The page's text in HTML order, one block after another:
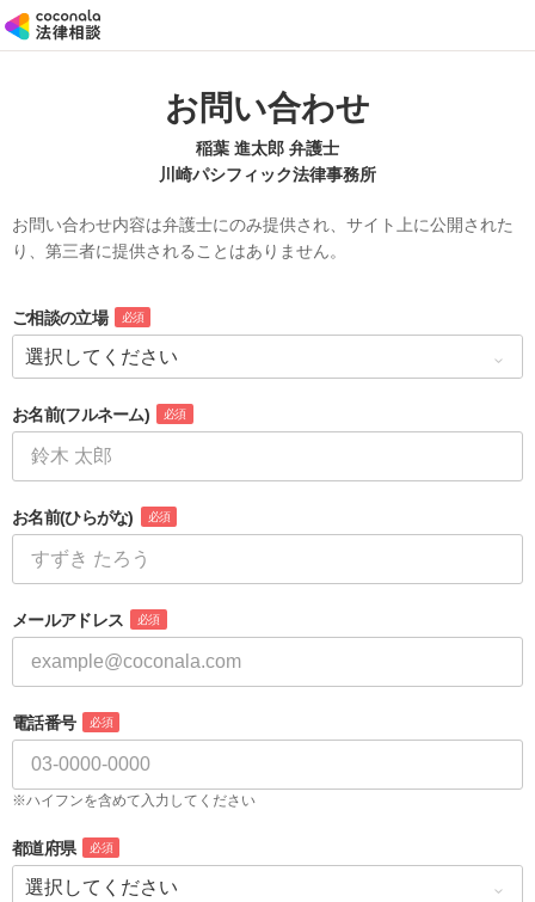
お問い合わせ
稲葉 進太郎 弁護士
川崎パシフィック法律事務所
お問い合わせ内容は弁護士にのみ提供され、サイト上に公開された
り、第三者に提供されることはありません。
ご相談の立場 必須
お名前(フルネーム) 必須
お名前(ひらがな) 必須
メールアドレス 必須
電話番号 必須
※ハイフンを含めて入力してください
都道府県 必須